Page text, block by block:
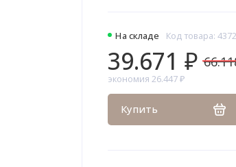
На складе Код товара:
39.671 ₽
экономия 26.447 ₽
Купить